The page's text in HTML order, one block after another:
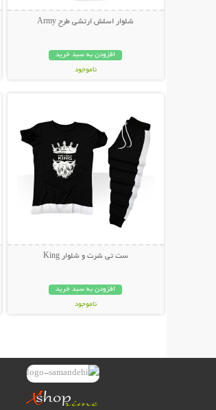
شلوار اسلش ارتشی طرح Army
افزودن به سبد خرید
ناموجود
ست تی شرت و شلوار King
افزودن به سبد خرید
ناموجود